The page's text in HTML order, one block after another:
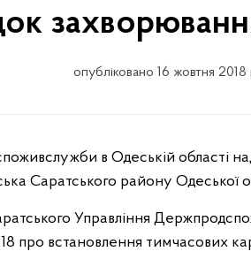
опубліковано 16 жовтня
Саратського району Одеської
Управління
про встановлення тимчасових